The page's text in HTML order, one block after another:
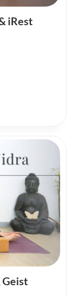
iRest
Geist